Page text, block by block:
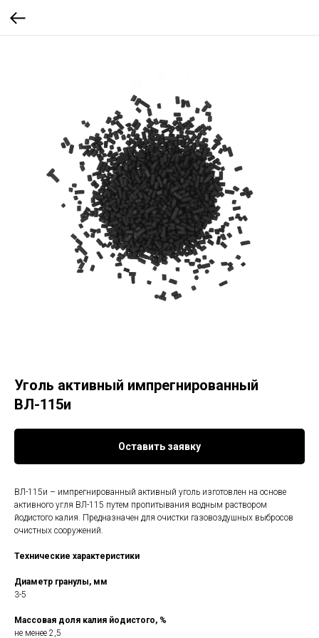
Уголь активный импрегнированный
ВЛ-115и
Оставить заявку
ВЛ-115и – импрегнированный активный уголь изготовлен на основе
активного угля ВЛ-115 путем пропитывания водным раствором
йодистого калия. Предназначен для очистки газовоздушных выбросов
очистных сооружений.
Технические характеристики
Диаметр гранулы, мм
3-5
Массовая доля калия йодистого, %
не менее 2,5